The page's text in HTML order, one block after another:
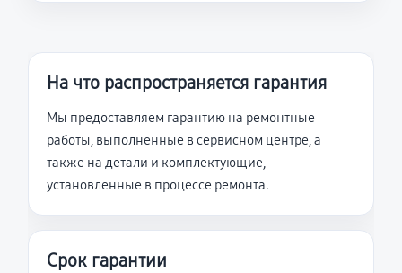
На что распространяется гарантия
Мы предоставляем гарантию на ремонтные
работы, выполненные в сервисном центре, а
также на детали и комплектующие,
установленные в процессе ремонта.
Срок гарантии